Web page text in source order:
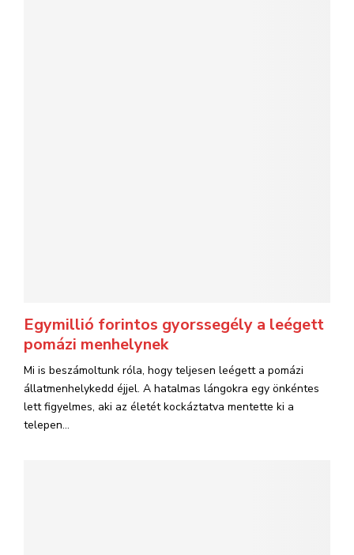
Egymillió forintos gyorssegély a leégett
pomázi menhelynek
Mi is beszámoltunk róla, hogy teljesen leégett a pomázi
állatmenhelykedd éjjel. A hatalmas lángokra egy önkéntes
lett figyelmes, aki az életét kockáztatva mentette ki a
telepen...